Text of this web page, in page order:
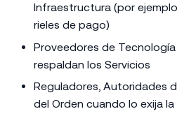
Infraestructura (por
rieles de pago)
Proveedores de
respaldan los Servicios
Reguladores, Autoridades
del Orden cuando lo exija la